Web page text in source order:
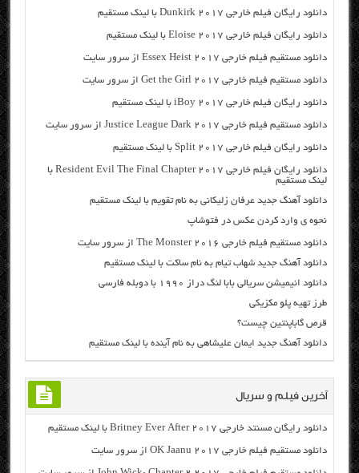
دانلود رایگان فیلم خارجی Dunkirk 2017 با لینک مستقیم
دانلود رایگان فیلم خارجی Eloise 2017 با لینک مستقیم
دانلود مستقیم فیلم خارجی Essex Heist 2017 از سرور سایت
دانلود مستقیم فیلم خارجی Get the Girl 2017 از سرور سایت
دانلود رایگان فیلم خارجی iBoy 2017 با لینک مستقیم
دانلود مستقیم فیلم خارجی Justice League Dark 2017 از سرور سایت
دانلود رایگان فیلم خارجی Split 2017 با لینک مستقیم
دانلود رایگان فیلم خارجی Resident Evil The Final Chapter 2017 با
لینک مستقیم
دانلود آهنگ جدید عرفان زلیکانی به نام تقویم با لینک مستقیم
نحوه ی وارد کردن عکس در فتوشاپ
دانلود مستقیم فیلم خارجی The Monster 2016 از سرور سایت
دانلود آهنگ جدید شهاب تیام به نام ساکت با لینک مستقیم
دانلود انیمیشن سریالی بابا لنگ دراز ۱۹۹۰ با دوبله فارسی
طرز تهیه پلو مکزیکی
قرص گاباپنتين چيست؟
دانلود آهنگ جدید ایمان علیشاهی به نام آینده با لینک مستقیم
آخرین فیلم و سریال
دانلود رایگان مسنتد خارجی Britney Ever After 2017 با لینک مستقیم
دانلود مستقیم فیلم خارجی OK Jaanu 2017 از سرور سایت